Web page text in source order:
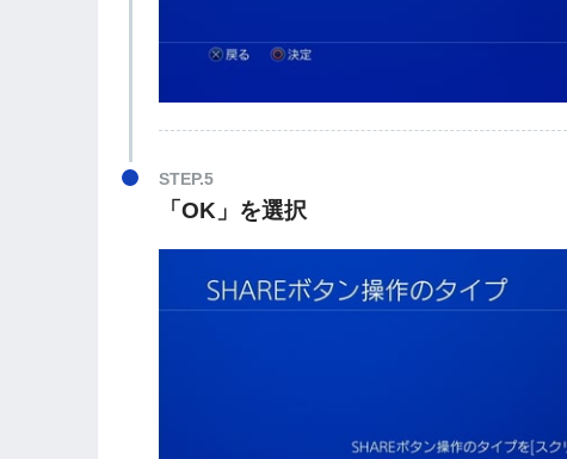
STEP.5
「OK」を選択